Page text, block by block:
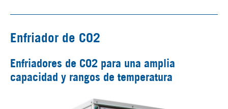
Enfriador de CO2
Enfriadores de CO2 para una amplia
capacidad y rangos de temperatura